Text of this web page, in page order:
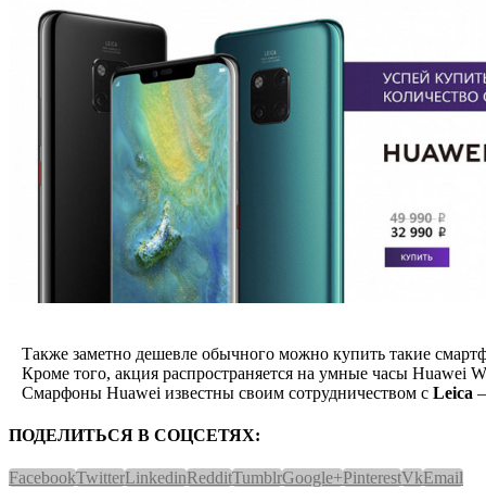
Также заметно дешевле обычного можно купить такие
Кроме того, акция распространяется на умные часы Huawei
Смарфоны Huawei известны своим сотрудничеством с Leica
ПОДЕЛИТЬСЯ В СОЦСЕТЯХ:
FacebookTwitterLinkedinRedditTumblrGoogle+PinterestVkEmail